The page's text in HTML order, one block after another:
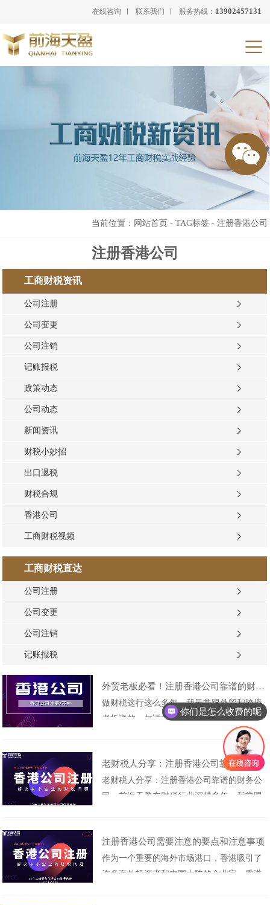
在线咨询 联系我们 服务热线： 13902457131
当前位置： 网站首页 - TAG标签- 注册香港公司
注册香港公司
工商财税资讯
公司注册
公司变更
公司注销
记账报税
政策动态
公司动态
新闻资讯
财税小妙招
出口退税
财税合规
香港公司
工商财税视频
工商财税直达
公司注册
公司变更
公司注销
记账报税
外贸老板必看！注册香港公司靠谱的财务公司！
做财税这行这么多年，我最常跟外贸和跨境
老板说的一句话就是：注册香港公司找对财
务公司，能省心不少、安全很多。很多企业
自己跑注册，政策不懂、流程不熟、资料
乱，最后耽误时间，还可能留下合规隐患。
注册香港公司靠谱的财务公司，前海天盈，
十六年老牌财税机构，专做香港公司注册、
老财税人分享：注册香港公司靠谱的财务公司
老财税人分享：注册香港公司靠谱的财务公
司，前海天盈在财税行业深耕多年，我常跟
细致的长期服务。一家财务公司能不能把注
册香港公司服务做好，关键看经验、看团
队、看服务体系。注册香港公司靠谱的财务
注册香港公司需要注意的要点和注意事项
作为一个重要的海外市场港口，香港吸引了
许多海外投资者和中国大陆的企业家。香港
你们是怎么收费的呢
现在有优惠活动吗